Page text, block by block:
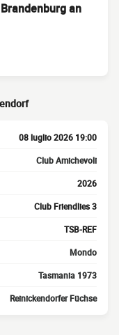
an
08 luglio 2026 19:00
Club Amichevoli
2026
Club Friendlies 3
TSB-REF
Mondo
Tasmania 1973
Reinickendorfer Füchse